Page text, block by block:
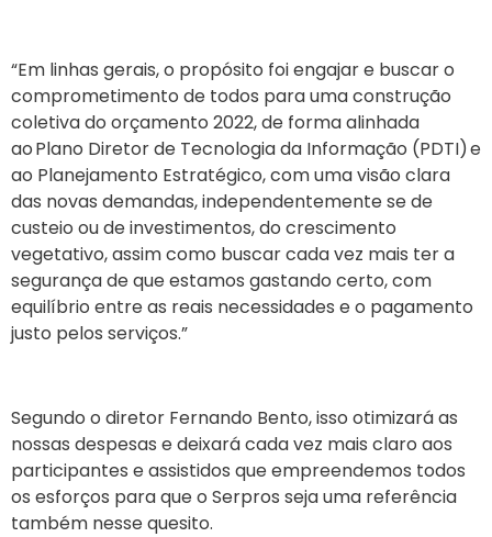
“Em linhas gerais, o propósito foi engajar e buscar o
comprometimento de todos para uma construção
coletiva do orçamento 2022, de forma alinhada
aoPlano Diretor de Tecnologia da Informação (PDTI)e
ao Planejamento Estratégico, com uma visão clara
das novas demandas, independentemente se de
custeio ou de investimentos, do crescimento
vegetativo, assim como buscar cada vez mais ter a
segurança de que estamos gastando certo, com
equilíbrio entre as reais necessidades e o pagamento
justo pelos serviços.”
Segundo o diretor Fernando Bento, isso otimizará as
nossas despesas e deixará cada vez mais claro aos
participantes e assistidos que empreendemos todos
os esforços para que o Serpros seja uma referência
também nesse quesito.